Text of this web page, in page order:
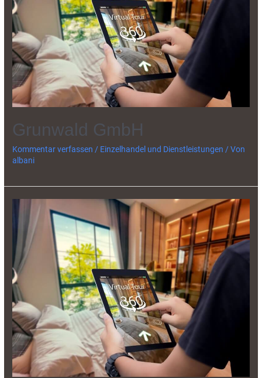
Grunwald GmbH
Kommentar verfassen / Einzelhandel und Dienstleistungen / Von
albani